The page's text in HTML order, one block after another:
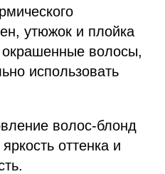
утюжок и плойка
окрашенные волосы,
использовать
волос-блонд
оттенка и